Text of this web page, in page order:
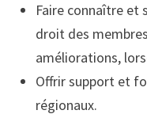
Faire connaître et
droit des
améliorations,
Offrir support et
régionaux.